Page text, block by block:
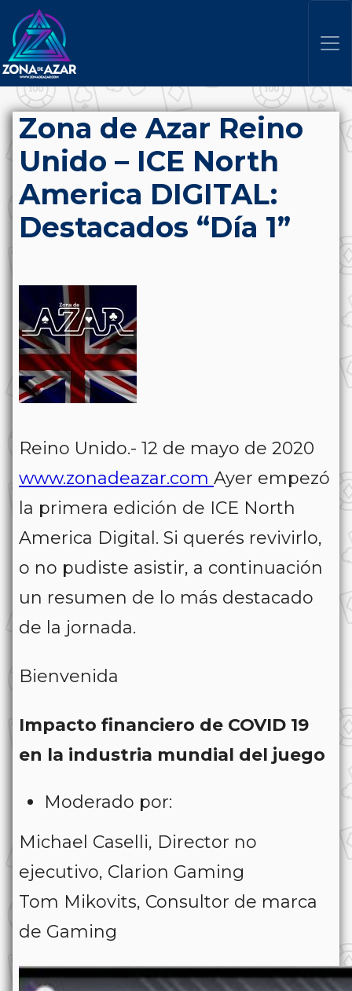
Zona de Azar Reino
Unido – ICE North
America DIGITAL:
Destacados “Día 1”
Reino Unido.- 12 de mayo de 2020
www.zonadeazar.com Ayer empezó
la primera edición de ICE North
America Digital. Si querés revivirlo,
o no pudiste asistir, a continuación
un resumen de lo más destacado
de la jornada.
Bienvenida
Impacto financiero de COVID 19
en la industria mundial del juego
Moderado por:
Michael Caselli, Director no
ejecutivo, Clarion Gaming
Tom Mikovits, Consultor de marca
de Gaming